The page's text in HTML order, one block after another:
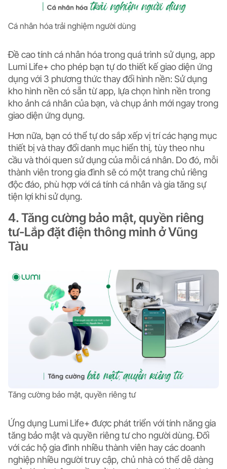
Cá nhân hóa trải nghiệm người dùng
Đề cao tính cá nhân hóa trong quá trình sử dụng, app
Lumi Life+ cho phép bạn tự do thiết kế giao diện ứng
dụng với 3 phương thức thay đổi hình nền: Sử dụng
kho hình nền có sẵn từ app, lựa chọn hình nền trong
kho ảnh cá nhân của bạn, và chụp ảnh mới ngay trong
giao diện ứng dụng.
Hơn nữa, bạn có thể tự dosắp xếp vị trí các hạng mục
thiết bịvàthay đổi danh mục hiển thị, tùy theo nhu
cầu và thói quen sử dụng của mỗi cá nhân. Do đó, mỗi
thành viên trong gia đình sẽ có một trang chủ riêng
độc đáo, phù hợp với cá tính cá nhân và gia tăng sự
tiện lợi khi sử dụng.
4. Tăng cường bảo mật, quyền riêng
tư-Lắp đặt điện thông minh ở Vũng
Tàu
Tăng cường bảo mật, quyền riêng tư
Ứng dụng Lumi Life+ được phát triển với tính năng gia
tăng bảo mật và quyền riêng tư cho người dùng. Đối
với các hộ gia đình nhiều thành viên hay các doanh
nghiệp nhiều người truy cập, chủ nhà có thểdễ dàng